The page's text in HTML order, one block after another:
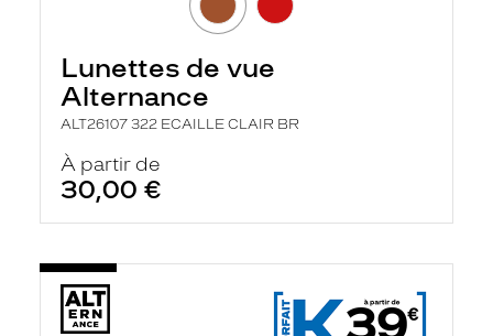
Lunettes de vue
Alternance
ALT26107 322 ECAILLE CLAIR BR
À partir de
30,00 €